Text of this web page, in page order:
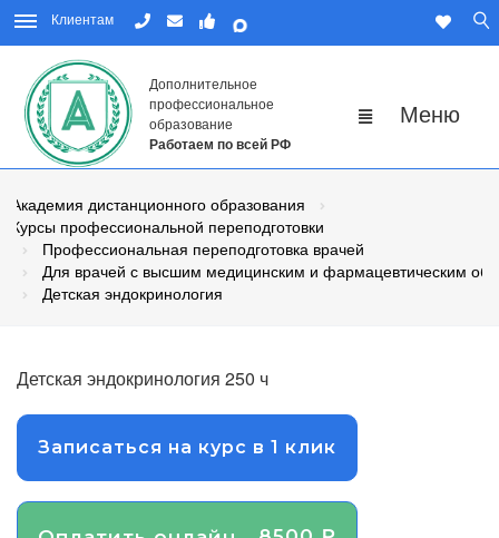
Клиентам
Дополнительное
профессиональное
образование
Работаем по всей РФ
Академия дистанционного образования
Курсы профессиональной переподготовки
Профессиональная переподготовка врачей
Для врачей с высшим медицинским и фармацевтическим
Детская эндокринология
Детская эндокринология 250 ч
Записаться на курс в 1 клик